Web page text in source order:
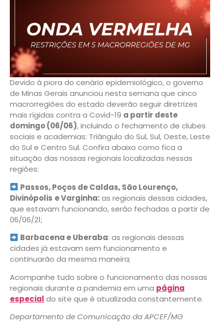
Devido à piora do cenário epidemiológico, o governo
de Minas Gerais anunciou nesta semana que cinco
macrorregiões do estado deverão seguir diretrizes
mais rígidas contra a Covid-19 a partir deste
domingo (06/06), incluindo o fechamento de clubes
sociais e academias: Triângulo do Sul, Sul, Oeste, Leste
do Sul e Centro Sul. Confira abaixo como fica a
situação das nossas regionais localizadas nessas
regiões:
Passos, Poços de Caldas, São Lourenço,
Divinópolis e Varginha:as regionais dessas cidades,
que estavam funcionando, serão fechadas a partir de
06/06/21;
Barbacena e Uberaba: as regionais dessas
cidades já estavam sem funcionamento e
continuarão da mesma maneira;
Acompanhe tudo sobre o funcionamento das nossas
regionais durante a pandemia em uma página
especial do site que é atualizada constantemente.
Departamento de Comunicação da APCEF/MG